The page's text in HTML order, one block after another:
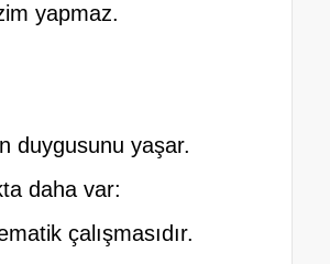
yapmaz.
duygusunu yaşar.
daha var:
çalışmasıdır.